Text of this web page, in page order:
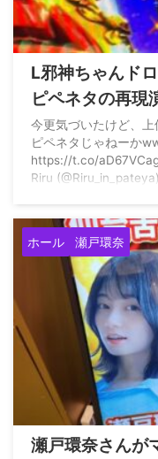
L邪神ちゃんド
ピペネタの再
今更気づいたけど、
ピペネタじゃねーか
https://t.co/
Riru
ホール 瀬戸環奈
瀬戸環奈さんが